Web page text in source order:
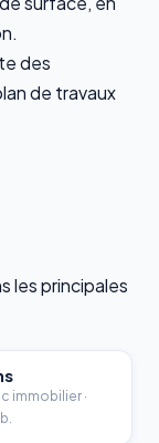
des
de travaux
les principales
immobilier ·